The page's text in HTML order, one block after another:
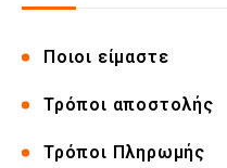
Ποιοι είμαστε
Τρόποι αποστολής
Τρόποι Πληρωμής